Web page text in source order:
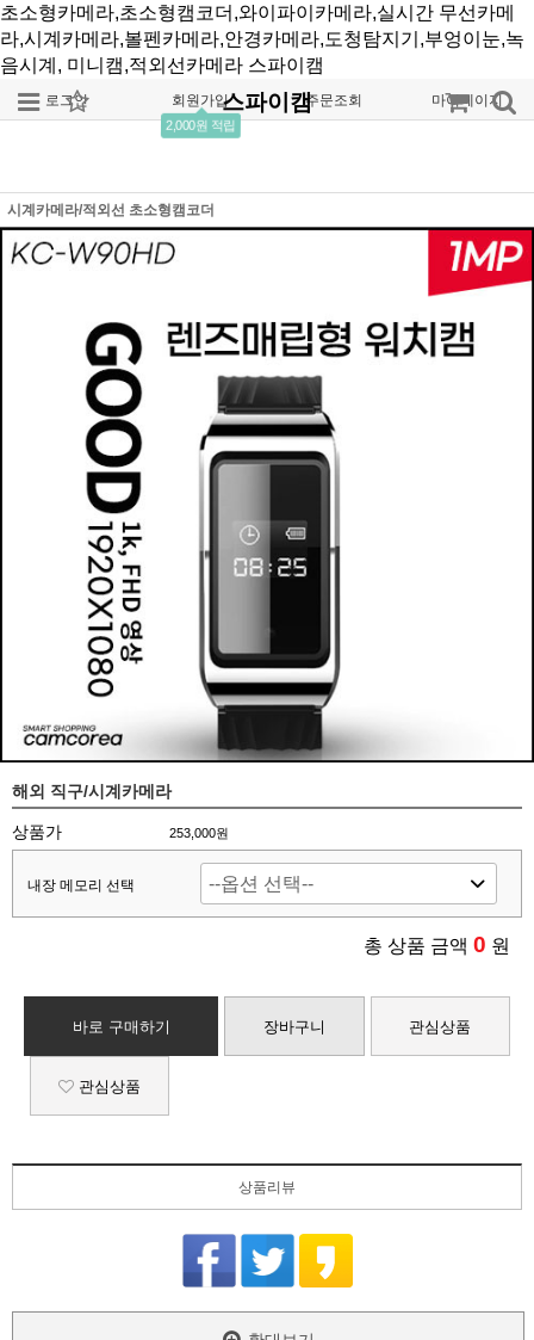
초소형카메라,초소형캠코더,와이파이카메라,실시간 무선카메
라,시계카메라,볼펜카메라,안경카메라,도청탐지기,부엉이눈,녹
음시계, 미니캠,적외선카메라 스파이캠
로그인 회원가입
2,000원 적립
주문조회 마이페이지
스파이캠
시계카메라/적외선 초소형캠코더
해외 직구/시계카메라
상품가 253,000원
내장 메모리 선택
총 상품 금액 0 원
바로 구매하기 장바구니 관심상품
관심상품
상품리뷰